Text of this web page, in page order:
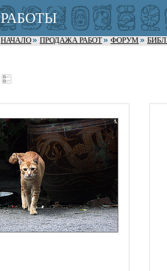
РАБОТЫ
НАЧАЛО ПРОДАЖА РАБОТ ФОРУМ